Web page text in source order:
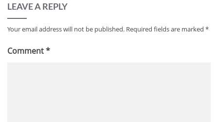
LEAVE A REPLY
Your email address will not be published. Required fields are marked *
Comment*